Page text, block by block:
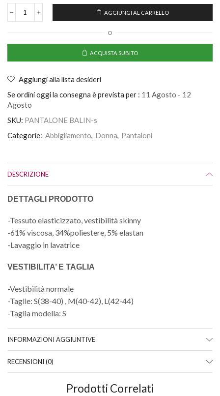
AGGIUNGI AL CARRELLO
O
ACQUISTA SUBITO
Aggiungi alla lista desideri
Se ordini oggi la consegna è prevista per : 11 Agosto - 12
Agosto
SKU: PANTALONE BALIN-s
Categorie: Abbigliamento, Donna, Pantaloni
DESCRIZIONE
DETTAGLI PRODOTTO
-Tessuto elasticizzato, vestibilità skinny
-61% viscosa, 34%poliestere, 5% elastan
-Lavaggio in lavatrice
VESTIBILITA’ E TAGLIA
-Vestibilità normale
-Taglie: S(38-40) , M(40-42), L(42-44)
-Taglia modella: S
INFORMAZIONI AGGIUNTIVE
RECENSIONI (0)
Prodotti Correlati